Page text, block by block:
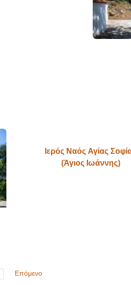
Ιερός Ναός Αγίας
(Άγιος Ιωάννης)
Επόμενο